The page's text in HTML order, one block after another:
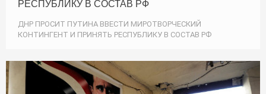
РЕСПУБЛИКУ В СОСТАВ РФ
ДНР ПРОСИТ ПУТИНА ВВЕСТИ МИРОТВОРЧЕСКИЙ
КОНТИНГЕНТ И ПРИНЯТЬ РЕСПУБЛИКУ В СОСТАВ РФ